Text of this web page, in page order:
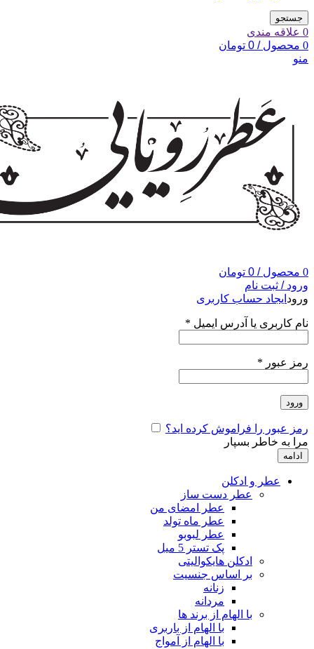
جستجو
0 علاقه مندی
0 محصول /
0 تومان
منو
0 محصول /
0 تومان
ورود / ثبت نام
ورود ایجاد حساب کاربری
نام کاربری یا آدرس ایمیل *
رمز عبور *
ورود
رمز عبور را فراموش کرده اید؟
مرا به خاطر بسپار
ادامه
عطر و ادکلن
عطر دست ساز
عطر امضای من
عطر ماه تولد
عطر لبوبو
پک تستر 5 میل
ادکلن هایکوالیتی
بر اساس جنسیت
زنانه
مردانه
با الهام از برند ها
با الهام از باربری
با الهام از آمواج